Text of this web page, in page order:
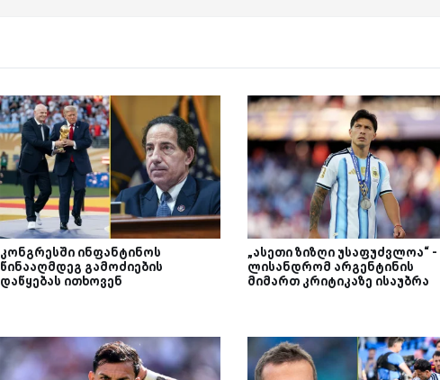
კონგრესში ინფანტინოს
წინააღმდეგ გამოძიების
დაწყებას ითხოვენ
„ასეთი ზიზღი უსაფუძვლოა“ -
ლისანდრომ არგენტინის
მიმართ კრიტიკაზე ისაუბრა